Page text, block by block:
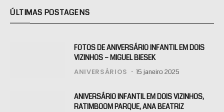
ÚLTIMAS POSTAGENS
FOTOS DE ANIVERSÁRIO INFANTIL EM DOIS
VIZINHOS – MIGUEL BIESEK
ANIVERSÁRIOS 15 janeiro 2025
ANIVERSÁRIO INFANTIL EM DOIS VIZINHOS,
RATIMBOOM PARQUE, ANA BEATRIZ